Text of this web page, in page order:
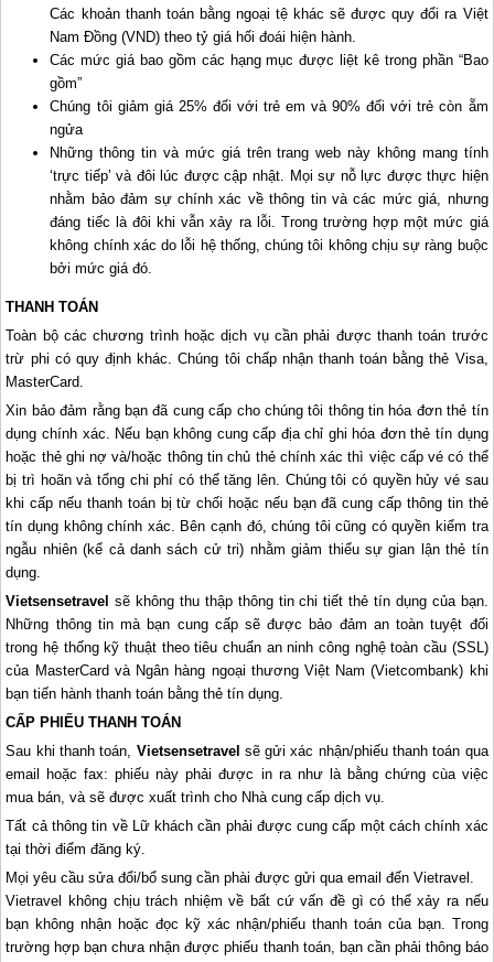
Các khoản thanh toán bằng ngoại tệ khác sẽ được quy đổi ra Việt
Nam Đồng (VND) theo tỷ giá hối đoái hiện hành.
Các mức giá bao gồm các hạng mục được liệt kê trong phần “Bao
gồm”
Chúng tôi giảm giá 25% đối với trẻ em và 90% đối với trẻ còn ẵm
ngửa
Những thông tin và mức giá trên trang web này không mang tính
‘trực tiếp’ và đôi lúc được cập nhật. Mọi sự nỗ lực được thực hiện
nhằm bảo đảm sự chính xác về thông tin và các mức giá, nhưng
đáng tiếc là đôi khi vẫn xảy ra lỗi. Trong trường hợp một mức giá
không chính xác do lỗi hệ thống, chúng tôi không chịu sự ràng buộc
bởi mức giá đó.
THANH TOÁN
Toàn bộ các chương trình hoặc dịch vụ cần phải được thanh toán trước
trừ phi có quy định khác. Chúng tôi chấp nhận thanh toán bằng thẻ Visa,
MasterCard.
Xin bảo đảm rằng bạn đã cung cấp cho chúng tôi thông tin hóa đơn thẻ tín
dụng chính xác. Nếu bạn không cung cấp địa chỉ ghi hóa đơn thẻ tín dụng
hoặc thẻ ghi nợ và/hoặc thông tin chủ thẻ chính xác thì việc cấp vé có thể
bị trì hoãn và tổng chi phí có thể tăng lên. Chúng tôi có quyền hủy vé sau
khi cấp nếu thanh toán bị từ chối hoặc nếu bạn đã cung cấp thông tin thẻ
tín dụng không chính xác. Bên cạnh đó, chúng tôi cũng có quyền kiểm tra
ngẫu nhiên (kể cả danh sách cử tri) nhằm giảm thiểu sự gian lận thẻ tín
dụng.
Vietsensetravel sẽ không thu thập thông tin chi tiết thẻ tín dụng của bạn.
Những thông tin mà bạn cung cấp sẽ được bảo đảm an toàn tuyệt đối
trong hệ thống kỹ thuật theo tiêu chuẩn an ninh công nghệ toàn cầu (SSL)
của MasterCard và Ngân hàng ngoại thương Việt Nam (Vietcombank) khi
bạn tiến hành thanh toán bằng thẻ tín dụng.
CẤP PHIẾU THANH TOÁN
Sau khi thanh toán, Vietsensetravel sẽ gửi xác nhận/phiếu thanh toán qua
email hoặc fax: phiếu này phải được in ra như là bằng chứng cùa việc
mua bán, và sẽ được xuất trình cho Nhà cung cấp dịch vụ.
Tất cả thông tin về Lữ khách cần phải được cung cấp một cách chính xác
tại thời điểm đăng ký.
Mọi yêu cầu sửa đổi/bổ sung cần phài được gửi qua email đến Vietravel.
Vietravel không chịu trách nhiệm về bất cứ vấn đề gì có thể xảy ra nếu
bạn không nhận hoặc đọc kỹ xác nhận/phiếu thanh toán của bạn. Trong
trường hợp bạn chưa nhận được phiếu thanh toán, bạn cần phải thông báo